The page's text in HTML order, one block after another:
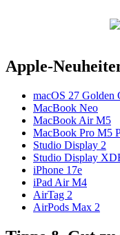
Apple-
macOS 27 Golden
MacBook Neo
MacBook Air M5
MacBook Pro M5
Studio Display 2
Studio Display
iPhone 17e
iPad Air M4
AirTag 2
AirPods Max 2